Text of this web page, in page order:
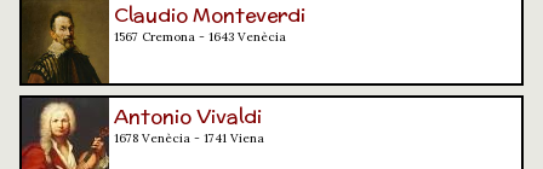
Claudio Monteverdi
1567 Cremona - 1643 Venècia
Antonio Vivaldi
1678 Venècia - 1741 Viena